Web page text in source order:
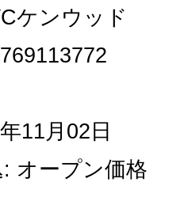
ケンウッド
11月02日
オープン価格